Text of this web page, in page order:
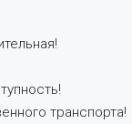
транспорта!